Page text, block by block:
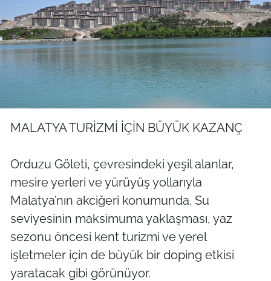
MALATYA TURİZMİ İÇİN BÜYÜK KAZANÇ
Orduzu Göleti, çevresindeki yeşil alanlar,
mesire yerleri ve yürüyüş yollarıyla
Malatya’nın akciğeri konumunda. Su
seviyesinin maksimuma yaklaşması, yaz
sezonu öncesi kent turizmi ve yerel
işletmeler için de büyük bir doping etkisi
yaratacak gibi görünüyor.